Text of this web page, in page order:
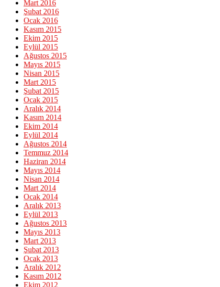
Mart 2016
Şubat 2016
Ocak 2016
Kasım 2015
Ekim 2015
Eylül 2015
Ağustos 2015
Mayıs 2015
Nisan 2015
Mart 2015
Şubat 2015
Ocak 2015
Aralık 2014
Kasım 2014
Ekim 2014
Eylül 2014
Ağustos 2014
Temmuz 2014
Haziran 2014
Mayıs 2014
Nisan 2014
Mart 2014
Ocak 2014
Aralık 2013
Eylül 2013
Ağustos 2013
Mayıs 2013
Mart 2013
Şubat 2013
Ocak 2013
Aralık 2012
Kasım 2012
Ekim 2012